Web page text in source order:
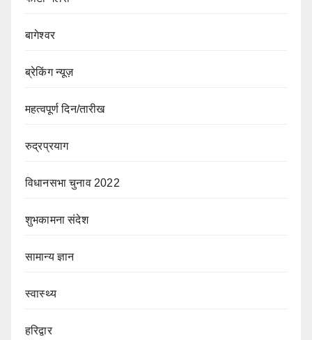
बागेश्वर
ब्रेकिंग न्यूज़
महत्वपूर्ण दिन/तारीख
रुद्रप्रयाग
विधानसभा चुनाव 2022
शुभकामना संदेश
सामान्य ज्ञान
स्वास्थ्य
हरिद्वार